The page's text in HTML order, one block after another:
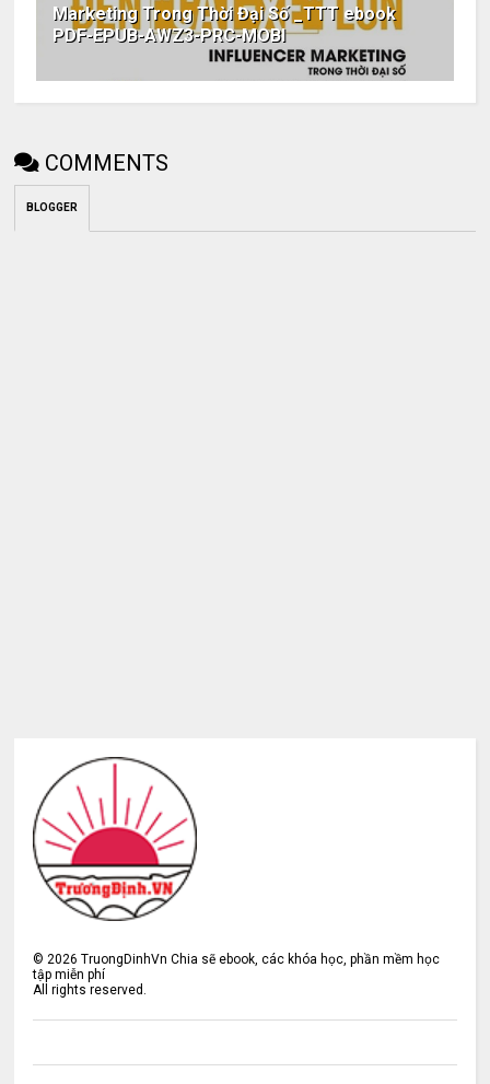
Marketing Trong Thời Đại Số _TTT ebook
PDF-EPUB-AWZ3-PRC-MOBI
COMMENTS
BLOGGER
©2026 TruongDinhVn Chia sẽ ebook, các khóa học, phần mềm học
tập miễn phí
All rights reserved.